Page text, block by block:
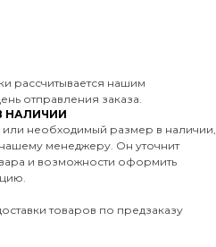
рассчитывается нашим
отправления заказа.
НАЛИЧИИ
необходимый размер в наличии,
менеджеру. Он уточнит
и возможности оформить
товаров по предзаказу